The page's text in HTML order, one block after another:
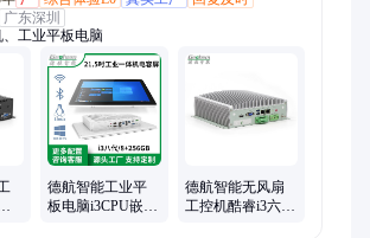
广东深圳
工业平板电脑
德航智能工业平
板电脑i3CPU嵌入
德航智能无风扇
工控机酷睿i3六代